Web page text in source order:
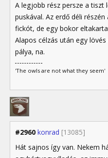
A legjobb rész persze a tiszt
puskával. Az erdő déli
fickót, de egy bokor
Alapos célzás után egy
pálya, na.
'The owls are not what they seem'
#2960 konrad [13085]
Hát sajnos így van. Nekem